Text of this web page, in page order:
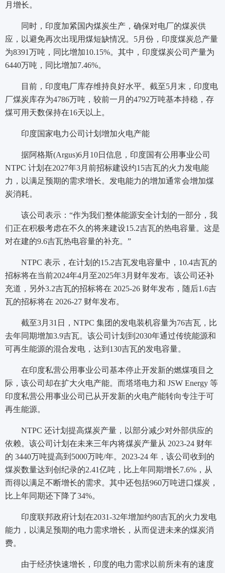
月增长。
同时，印度加紧国内煤炭生产，确保对电厂的煤炭供
应，以避免再次出现用煤短缺情况。5月份，印度煤炭总产量
为8391万吨，同比增加10.15%。其中，印度煤炭公司产量为
6440万吨，同比增加7.46%。
目前，印度电厂库存维持良好水平。截至5月末，印度电
厂煤炭库存为4786万吨，较前一月的4792万吨基本持稳，存
煤可用天数保持在16天以上。
印度国家电力公司计划增加火电产能
据阿格斯(Argus)6月10日信息，印度国有公用事业公司
NTPC 计划在2027年3月前招标建设约15吉瓦的火力发电能
力，以满足预期的需求增长。发电能力的增加通常会增加煤
炭消耗。
该公司表示：“作为我们整体能源安全计划的一部分，我
们正在积极考虑在不久的将来建设15.2吉瓦的热电容量。这是
对在建的9.6吉瓦热电容量的补充。”
NTPC 表示，在计划的15.2吉瓦发电容量中，10.4吉瓦的
招标将在当前2024年4月至2025年3月财年发布。该公司还补
充道，另外3.2吉瓦的招标将在 2025-26 财年发布，随后1.6吉
瓦的招标将在 2026-27 财年发布。
截至3月31日，NTPC 集团的发电装机容量为76吉瓦，比
去年同期增加3.9吉瓦。该公司计划到2030年通过传统能源和
可再生能源的混合发电，达到130吉瓦的发电容量。
在印度私营公用事业公司基本停止开发新的燃煤项目之
际，该公司却在扩大火电产能。而塔塔电力和 JSW Energy 等
印度私营公用事业公司已从开发新的火电产能转向专注于可
再生能源。
NTPC 还计划提高煤炭产量，以部分减少对外部供应的
依赖。该公司计划在未来三年内将煤炭产量从 2023-24 财年
的 3440万吨提高到5000万吨/年。2023-24 年，该公司收到的
煤炭数量达到创纪录的2.41亿吨，比上年同期增长7.6%，从
而得以满足不断增长的需求。其中还包括960万吨进口煤炭，
比上年同期还下降了34%。
印度联邦政府计划在2031-32年增加约80吉瓦的火力发电
能力，以满足预期的电力需求增长，从而促进未来的煤炭消
费。
由于经济快速增长，印度的电力需求以前所未有的速度